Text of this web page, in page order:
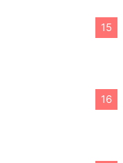
15
16